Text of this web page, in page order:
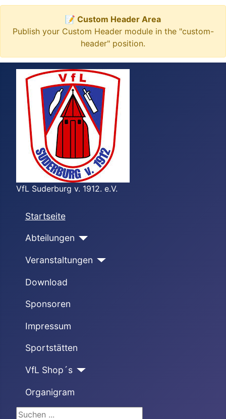
📝 Custom Header Area
Publish your Custom Header module in the "custom-
header" position.
VfL Suderburg v. 1912. e.V.
Startseite
Abteilungen
Veranstaltungen
Download
Sponsoren
Impressum
Sportstätten
VfL Shop´s
Organigram
Suchen ...